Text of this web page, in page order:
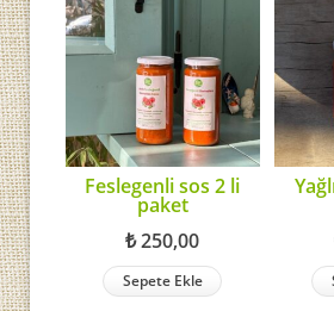
Feslegenli sos 2 li
paket
₺250,00
Sepete Ekle